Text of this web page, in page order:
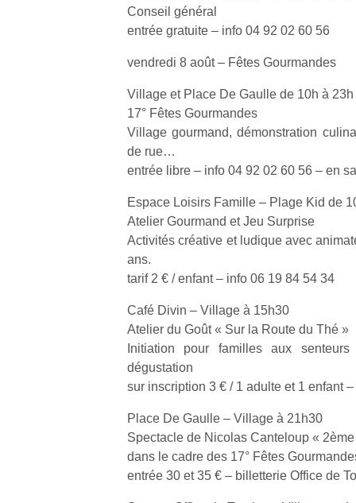
Conseil général
entrée gratuite – info 04 92 02 60 56
vendredi 8 août – Fêtes Gourmandes
Village et Place De Gaulle de 10h à 23h
17° Fêtes Gourmandes
Village gourmand, démonstration
de rue…
entrée libre – info 04 92 02 60 56 – en
Espace Loisirs Famille – Plage Kid de
Atelier Gourmand et Jeu Surprise
Activités créative et ludique avec
ans.
tarif 2 € / enfant – info 06 19 84 54 34
Café Divin – Village à 15h30
Atelier du Goût « Sur la Route du Thé »
Initiation pour familles aux
dégustation
sur inscription 3 € / 1 adulte et 1 enfant
Place De Gaulle – Village à 21h30
Spectacle de Nicolas Canteloup «
dans le cadre des 17° Fêtes
entrée 30 et 35 € – billetterie Office de
une
nouvelle
trottinette
Beeper
enfants
débordent
souvent
d’énergie.
Varier les
n’est pas
toujours
Conjuguer
divertissement,
trampolines
pour les
Durant les
vacances
et avec le
retour des
jours, c’est
rêvée
pour les
enfants
de…
de